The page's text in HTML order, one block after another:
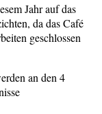
Jahr auf das
da das Café
geschlossen
an den 4